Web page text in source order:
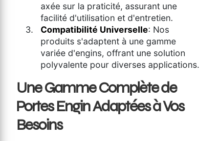
axée sur la praticité, assurant une
facilité d'utilisation et d'entretien.
Compatibilité Universelle: Nos
produits s'adaptent à une gamme
variée d'engins, offrant une solution
polyvalente pour diverses applications.
Une Gamme Complète de
Portes Engin Adaptées à Vos
Besoins